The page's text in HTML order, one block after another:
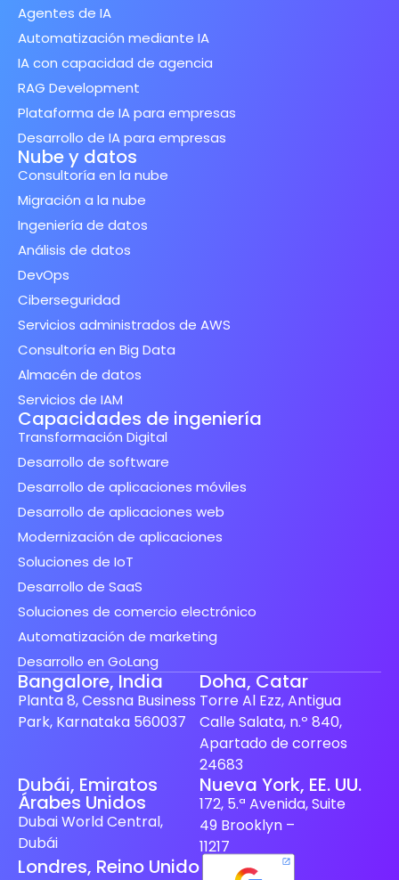
Agentes de IA
Automatización mediante IA
IA con capacidad de agencia
RAG Development
Plataforma de IA para empresas
Desarrollo de IA para empresas
Nube y datos
Consultoría en la nube
Migración a la nube
Ingeniería de datos
Análisis de datos
DevOps
Ciberseguridad
Servicios administrados de AWS
Consultoría en Big Data
Almacén de datos
Servicios de IAM
Capacidades de ingeniería
Transformación Digital
Desarrollo de software
Desarrollo de aplicaciones móviles
Desarrollo de aplicaciones web
Modernización de aplicaciones
Soluciones de IoT
Desarrollo de SaaS
Soluciones de comercio electrónico
Automatización de marketing
Desarrollo en GoLang
Bangalore, India
Planta 8, Cessna Business
Park, Karnataka 560037
Doha, Catar
Torre Al Ezz, Antigua
Calle Salata, n.º 840,
Apartado de correos
24683
Dubái, Emiratos
Árabes Unidos
Dubai World Central,
Dubái
Nueva York, EE. UU.
172, 5.ª Avenida, Suite
49 Brooklyn –
11217
Londres, Reino Unido
Dutch
Finnish
Spanish (Spain)